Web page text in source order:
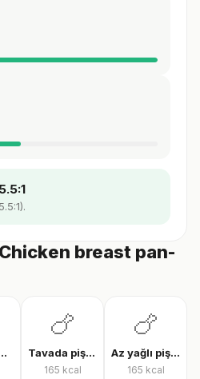
breast pan-
tavuk
🍗
Tavada pişmiş tavuk bonfile
165 kcal
🍗
Az yağlı pişmiş tavuk göğsü
165 kcal